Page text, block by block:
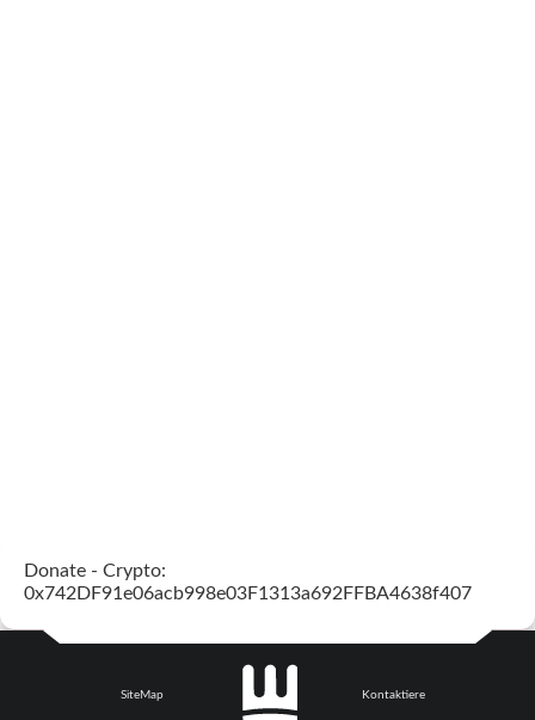
Donate - Crypto:
0x742DF91e06acb998e03F1313a692FFBA4638f407
SiteMap Kontaktiere